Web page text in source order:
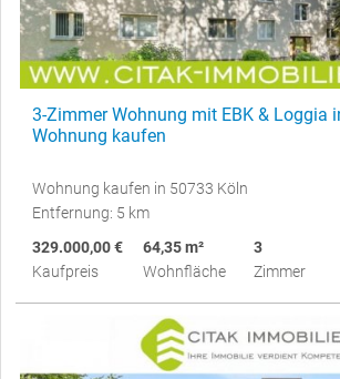
3-Zimmer Wohnung mit EBK & Loggia
Wohnung kaufen
Wohnung kaufen in 50733 Köln
Entfernung: 5 km
329.000,00 €
Kaufpreis
64,35 m²
Wohnfläche
3
Zimmer